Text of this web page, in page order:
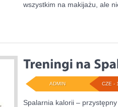
wszystkim na makijażu, ale
CZE -
ADMIN
Spalarnia kalorii –